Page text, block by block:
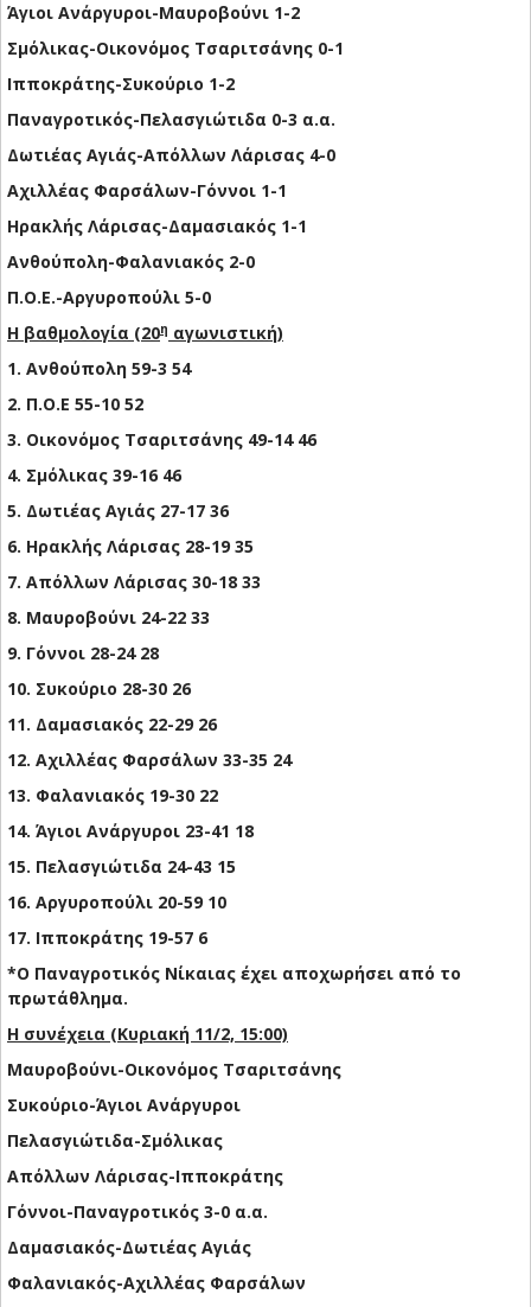
Άγιοι Ανάργυροι-Μαυροβούνι 1-2
Σμόλικας-Οικονόμος Τσαριτσάνης 0-1
Ιπποκράτης-Συκούριο 1-2
Παναγροτικός-Πελασγιώτιδα 0-3 α.α.
Δωτιέας Αγιάς-Απόλλων Λάρισας 4-0
Αχιλλέας Φαρσάλων-Γόννοι 1-1
Ηρακλής Λάρισας-Δαμασιακός 1-1
Ανθούπολη-Φαλανιακός 2-0
Π.Ο.Ε.-Αργυροπούλι 5-0
Η βαθμολογία (20η αγωνιστική)
1. Ανθούπολη 59-3 54
2. Π.Ο.Ε 55-10 52
3. Οικονόμος Τσαριτσάνης 49-14 46
4. Σμόλικας 39-16 46
5. Δωτιέας Αγιάς 27-17 36
6. Ηρακλής Λάρισας 28-19 35
7. Απόλλων Λάρισας 30-18 33
8. Μαυροβούνι 24-22 33
9. Γόννοι 28-24 28
10. Συκούριο 28-30 26
11. Δαμασιακός 22-29 26
12. Αχιλλέας Φαρσάλων 33-35 24
13. Φαλανιακός 19-30 22
14. Άγιοι Ανάργυροι 23-41 18
15. Πελασγιώτιδα 24-43 15
16. Αργυροπούλι 20-59 10
17. Ιπποκράτης 19-57 6
*Ο Παναγροτικός Νίκαιας έχει αποχωρήσει από το
πρωτάθλημα.
Η συνέχεια (Κυριακή 11/2, 15:00)
Μαυροβούνι-Οικονόμος Τσαριτσάνης
Συκούριο-Άγιοι Ανάργυροι
Πελασγιώτιδα-Σμόλικας
Απόλλων Λάρισας-Ιπποκράτης
Γόννοι-Παναγροτικός 3-0 α.α.
Δαμασιακός-Δωτιέας Αγιάς
Φαλανιακός-Αχιλλέας Φαρσάλων